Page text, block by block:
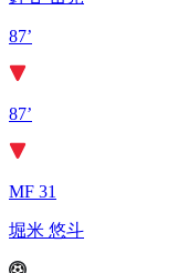
87’
87’
MF 31
堀米 悠斗